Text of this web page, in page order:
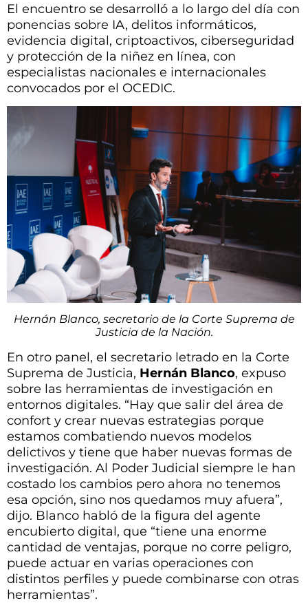
El encuentro se desarrolló a lo largo del día con
ponencias sobre IA, delitos informáticos,
evidencia digital, criptoactivos, ciberseguridad
y protección de la niñez en línea, con
especialistas nacionales e internacionales
convocados por el OCEDIC.
Hernán Blanco, secretario de la Corte Suprema de
Justicia de la Nación.
En otro panel, el secretario letrado en la Corte
Suprema de Justicia, Hernán Blanco, expuso
sobre las herramientas de investigación en
entornos digitales. “Hay que salir del área de
confort y crear nuevas estrategias porque
estamos combatiendo nuevos modelos
delictivos y tiene que haber nuevas formas de
investigación. Al Poder Judicial siempre le han
costado los cambios pero ahora no tenemos
esa opción, sino nos quedamos muy afuera”,
dijo. Blanco habló de la figura del agente
encubierto digital, que “tiene una enorme
cantidad de ventajas, porque no corre peligro,
puede actuar en varias operaciones con
distintos perfiles y puede combinarse con otras
herramientas”.